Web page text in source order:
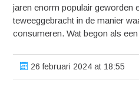
jaren enorm populair geworden
teweeggebracht in de manier
consumeren. Wat begon als
26 februari 2024 at 18:55